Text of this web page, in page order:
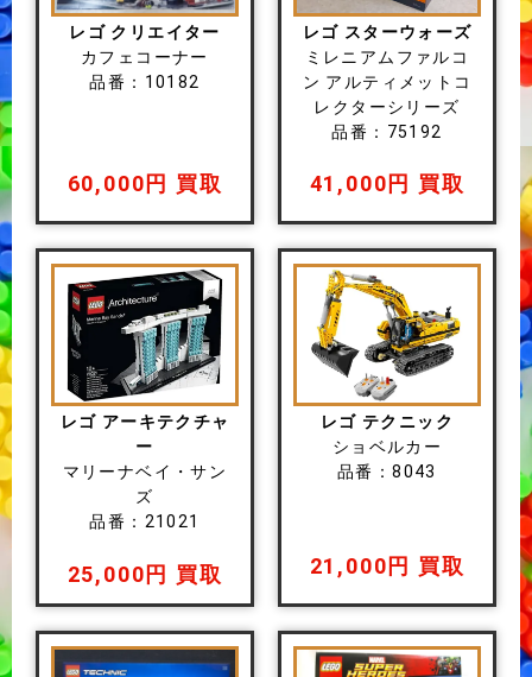
レゴ クリエイター
カフェコーナー
品番：10182
60,000円 買取
レゴ スターウォーズ
ミレニアムファルコ
ン アルティメットコ
レクターシリーズ
品番：75192
41,000円 買取
レゴ アーキテクチャ
ー
マリーナベイ・サン
ズ
品番：21021
25,000円 買取
レゴ テクニック
ショベルカー
品番：8043
21,000円 買取